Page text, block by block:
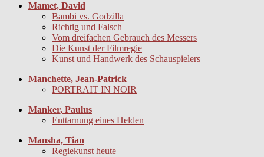
Mamet, David
Bambi vs. Godzilla
Richtig und Falsch
Vom dreifachen Gebrauch des Messers
Die Kunst der Filmregie
Kunst und Handwerk des Schauspielers
Manchette, Jean-Patrick
PORTRAIT IN NOIR
Manker, Paulus
Enttarnung eines Helden
Mansha, Tian
Regiekunst heute